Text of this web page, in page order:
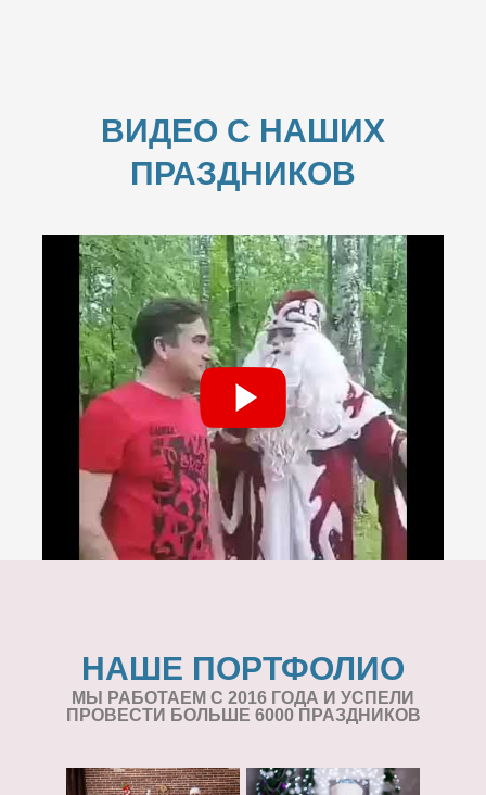
ВИДЕО С НАШИХ
ПРАЗДНИКОВ
НАШЕ ПОРТФОЛИО
МЫ РАБОТАЕМ С 2016 ГОДА И УСПЕЛИ
ПРОВЕСТИ БОЛЬШЕ 6000 ПРАЗДНИКОВ